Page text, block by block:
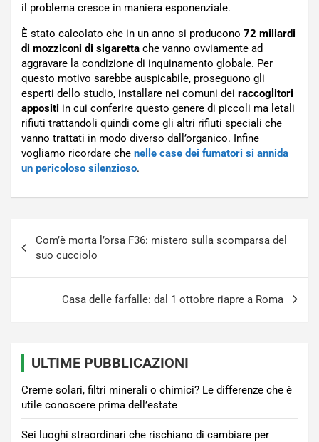
il problema cresce in maniera esponenziale.
È stato calcolato che in un anno si producono 72 miliardi
di mozziconi di sigaretta che vanno ovviamente ad
aggravare la condizione di inquinamento globale. Per
questo motivo sarebbe auspicabile, proseguono gli
esperti dello studio, installare nei comuni dei raccoglitori
appositi in cui conferire questo genere di piccoli ma letali
rifiuti trattandoli quindi come gli altri rifiuti speciali che
vanno trattati in modo diverso dall’organico. Infine
vogliamo ricordare che nelle case dei fumatori si annida
un pericoloso silenzioso.
articoli
Com’è morta l’orsa F36: mistero sulla scomparsa del
suo cucciolo
Casa delle farfalle: dal 1 ottobre riapre a Roma
ULTIME PUBBLICAZIONI
Creme solari, filtri minerali o chimici? Le differenze che è
utile conoscere prima dell’estate
Sei luoghi straordinari che rischiano di cambiare per